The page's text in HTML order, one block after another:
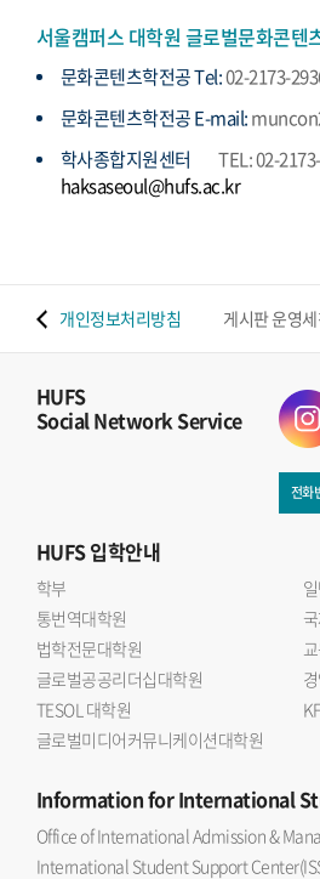
서울캠퍼스 대학원 글로벌문화콘텐
문화콘텐츠학전공 Tel:02-2173-
문화콘텐츠학전공 E-mail:
학사종합지원센터
TEL: 02-
haksaseoul@hufs.ac.kr
개인정보처리방침 게시판 운영
HUFS
Social Network Service
전화
HUFS입학안내
학부
통번역대학원
법학전문대학원
글로벌공공리더십대학원
TESOL 대학원
글로벌미디어커뮤니케이션대학원
Informationfor International
Office of International Admission &
International Student Support